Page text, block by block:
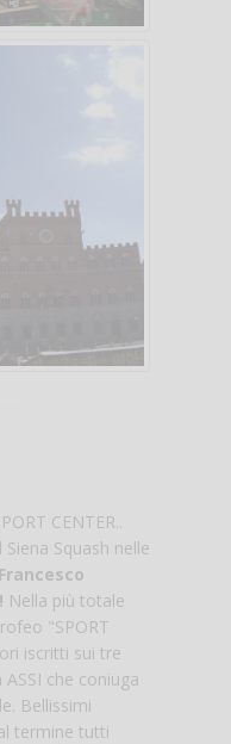
CENTER..
Squash nelle
Francesco
Nella più totale
"SPORT
iscritti sui tre
che coniuga
Bellissimi
termine tutti